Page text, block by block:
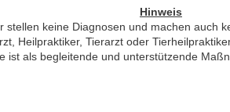
Hinweis
stellen keine Diagnosen und machen auch
Heilpraktiker, Tierarzt oder
ist als begleitende und unterstützende